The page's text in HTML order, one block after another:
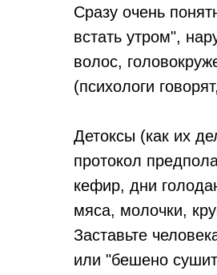
Сразу очень
встать утром",
волос,
(психологи
Детоксы (как их
протокол
кефир, дни
мяса, молочки,
Заставьте
или "бешено